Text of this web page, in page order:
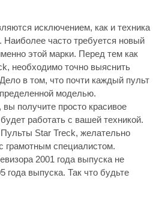
исключением, как и техника
Наиболее часто требуется новый
этой марки. Перед тем как
необходимо точно выяснить
в том, что почти каждый пульт
моделью.
получите просто красивое
работать с вашей техникой.
Star Treck, желательно
грамотным специалистом.
2001 года выпуска не
года выпуска. Так что будьте